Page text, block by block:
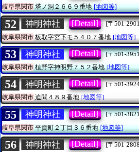
岐阜県関市塔ノ洞２６６９番地 [地図等]
52 神明神社 [Detail]
[〒501-
岐阜県関市 板取字宮下モ５４０７番地 [地図等]
53 神明神社 [Detail]
[〒501-
岐阜県関市植野字神明野７５２番地 [地図等]
54 神明神社 [Detail]
[〒501-
岐阜県関市迫間４８９番地 [地図等]
55 神明神社 [Detail]
[〒501-
岐阜県関市平賀町２丁目３６番地 [地図等]
56 神明神社 [Detail]
[〒501-